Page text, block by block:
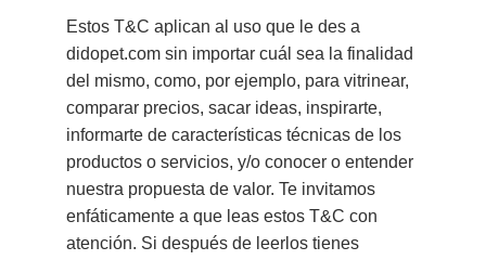
Estos T&C aplican al uso que le des a
didopet.com sin importar cuál sea la finalidad
del mismo, como, por ejemplo, para vitrinear,
comparar precios, sacar ideas, inspirarte,
informarte de características técnicas de los
productos o servicios, y/o conocer o entender
nuestra propuesta de valor. Te invitamos
enfáticamente a que leas estos T&C con
atención. Si después de leerlos tienes